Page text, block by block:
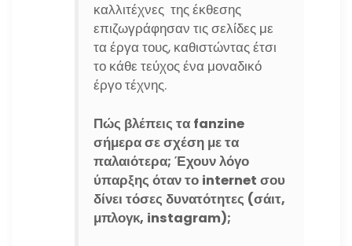
καλλιτέχνες της έκθεσης
επιζωγράφησαν τις σελίδες με
τα έργα τους, καθιστώντας έτσι
το κάθε τεύχος ένα μοναδικό
έργο τέχνης.
Πώς βλέπεις τα fanzine
σήμερα σε σχέση με τα
παλαιότερα; Έχουν λόγο
ύπαρξης όταν το internet σου
δίνει τόσες δυνατότητες (σάιτ,
μπλογκ, instagram);